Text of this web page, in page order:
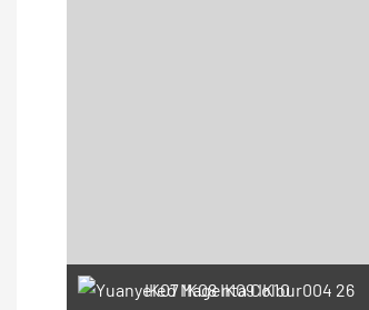
IK07 IK08 IK09 IK10